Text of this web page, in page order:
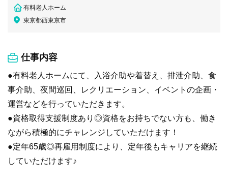
有料老人ホーム
東京都西東京市
仕事内容
●有料老人ホームにて、入浴介助や着替え、排泄介助、食
事介助、夜間巡回、レクリエーション、イベントの企画・
運営などを行っていただきます。
●資格取得支援制度あり◎資格をお持ちでない方も、働き
ながら積極的にチャレンジしていただけます！
●定年65歳◎再雇用制度により、定年後もキャリアを継続
していただけます♪